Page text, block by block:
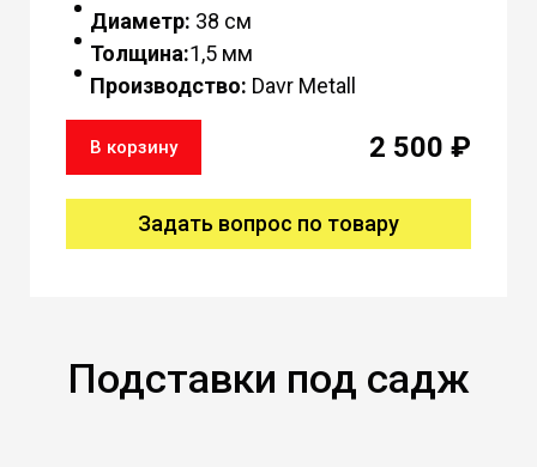
Диаметр: 38 см
Толщина:1,5 мм
Производство: Davr Metall
В корзину 2 500 ₽
Задать вопрос по товару
Подставки под садж